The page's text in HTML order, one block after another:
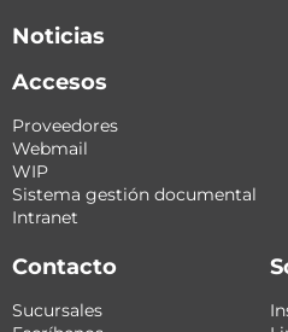
Noticias
Accesos
Proveedores
Webmail
WIP
Sistema gestión documental
Intranet
Contacto
Sucursales